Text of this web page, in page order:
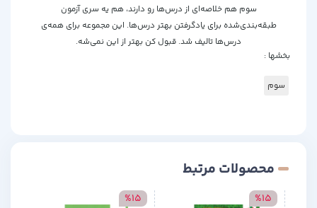
سوم هم خلاصه‌ای از درس‌ها رو دارند، هم یه سری آزمون
طبقه‌بندی‌شده برای یادگرفتن بهتر درس‌ها. این مجموعه برای همه‌ی
درس‌ها تالیف شد. قبول کن بهتر از این نمی‌شه.
بخشها :
سوم
محصولات مرتبط
%15
%15